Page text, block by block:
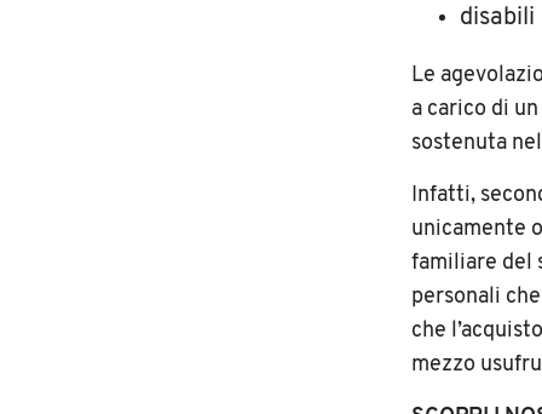
disabili
Le
a carico di
sostenuta
Infatti,
unicamente
familiare del
personali
che
mezzo